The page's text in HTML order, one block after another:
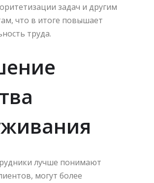
задач и другим
что в итоге повышает
труда.
лучше понимают
могут более